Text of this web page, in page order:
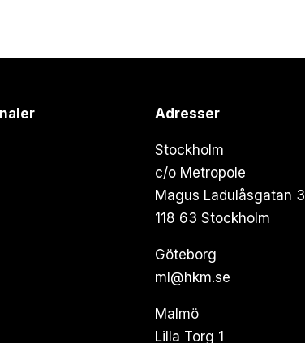
Adresser
Stockholm
c/o Metropole
Magus Ladulåsgatan 3
118 63 Stockholm
Göteborg
ml@hkm.se
Malmö
Lilla Torg 1